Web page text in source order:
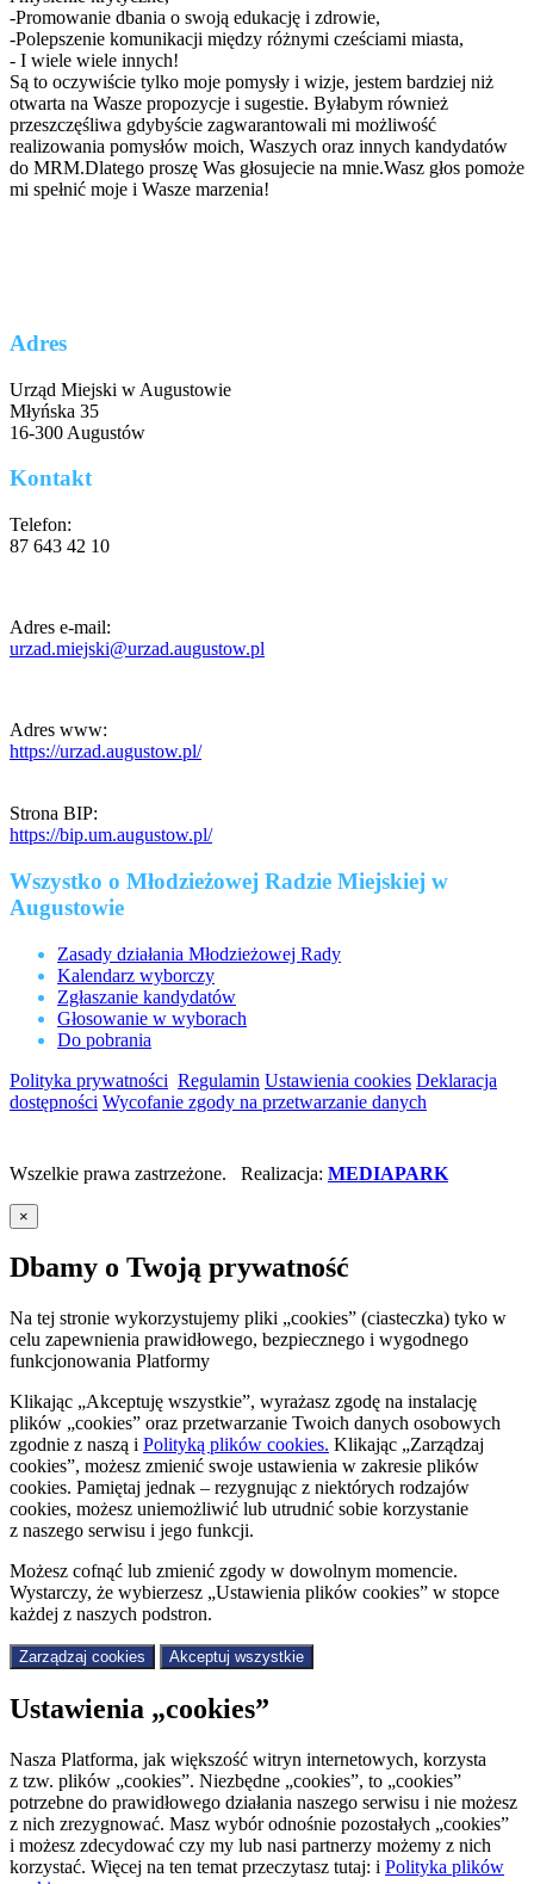
-Promowanie dbania o swoją edukację i zdrowie,
-Polepszenie komunikacji między różnymi cześciami miasta,
- I wiele wiele innych!
Są to oczywiście tylko moje pomysły i wizje, jestem bardziej niż
otwarta na Wasze propozycje i sugestie. Byłabym również
przeszczęśliwa gdybyście zagwarantowali mi możliwość
realizowania pomysłów moich, Waszych oraz innych kandydatów
do MRM.Dlatego proszę Was głosujecie na mnie.Wasz głos pomoże
mi spełnić moje i Wasze marzenia!
Adres
Urząd Miejski w Augustowie
Młyńska 35
16-300 Augustów
Kontakt
Telefon:
87 643 42 10
Adres e-mail:
urzad.miejski@urzad.augustow.pl
Adres www:
https://urzad.augustow.pl/
Strona BIP:
https://bip.um.augustow.pl/
Wszystko o Młodzieżowej Radzie Miejskiej w
Augustowie
Zasady działania Młodzieżowej Rady
Kalendarz wyborczy
Zgłaszanie kandydatów
Głosowanie w wyborach
Do pobrania
Polityka prywatności Regulamin Ustawienia cookies Deklaracja
dostępności Wycofanie zgody na przetwarzanie danych
Wszelkie prawa zastrzeżone. Realizacja: MEDIAPARK
×
Dbamy o Twoją prywatność
Na tej stronie wykorzystujemy pliki „cookies” (ciasteczka) tyko w
celu zapewnienia prawidłowego, bezpiecznego i wygodnego
funkcjonowania Platformy
Klikając „Akceptuję wszystkie”, wyrażasz zgodę na instalację
plików „cookies” oraz przetwarzanie Twoich danych osobowych
zgodnie z naszą i Polityką plików cookies. Klikając „Zarządzaj
cookies”, możesz zmienić swoje ustawienia w zakresie plików
cookies. Pamiętaj jednak – rezygnując z niektórych rodzajów
cookies, możesz uniemożliwić lub utrudnić sobie korzystanie
z naszego serwisu i jego funkcji.
Możesz cofnąć lub zmienić zgody w dowolnym momencie.
Wystarczy, że wybierzesz „Ustawienia plików cookies” w stopce
każdej z naszych podstron.
Zarządzaj cookies Akceptuj wszystkie
Ustawienia „cookies”
Nasza Platforma, jak większość witryn internetowych, korzysta
z tzw. plików „cookies”. Niezbędne „cookies”, to „cookies”
potrzebne do prawidłowego działania naszego serwisu i nie możesz
z nich zrezygnować. Masz wybór odnośnie pozostałych „cookies”
i możesz zdecydować czy my lub nasi partnerzy możemy z nich
korzystać. Więcej na ten temat przeczytasz tutaj: i Polityka plików